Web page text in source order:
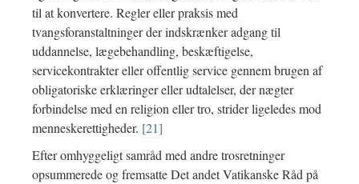
til at konvertere. Regler eller praksis med
tvangsforanstaltninger der indskrænker adgang til
uddannelse, lægebehandling, beskæftigelse,
servicekontrakter eller offentlig service gennem brugen af
obligatoriske erklæringer eller udtalelser, der nægter
forbindelse med en religion eller tro, strider ligeledes mod
menneskerettigheder. [21]
Efter omhyggeligt samråd med andre trosretninger
opsummerede og fremsatte Det andet Vatikanske Råd på